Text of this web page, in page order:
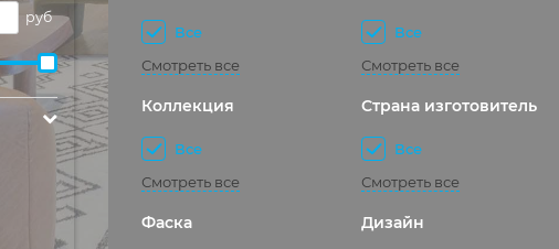
руб
Все
Смотреть все
Все
Смотреть все
Коллекция
Все
Смотреть все
Страна изготовитель
Все
Смотреть все
Фаска Дизайн